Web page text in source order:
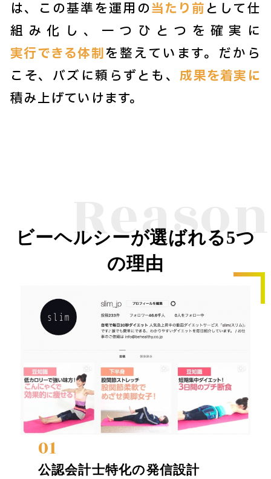
は、この基準を運用の当たり前として仕
組み化し、一つひとつを確実に
実行できる体制を整えています。だから
こそ、バズに頼らずとも、成果を着実に
積み上げていけます。
Reason
ビーヘルシーが選ばれる5つ
の理由
01
公認会計士特化の発信設計